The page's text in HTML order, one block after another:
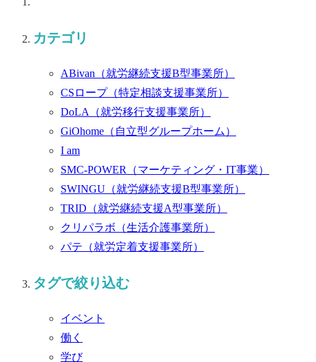
カテゴリ
ABivan （就労継続支援B型事業所）
CSロープ （特定相談支援事業所）
DoLA （就労移行支援事業所）
GiOhome （自立型グループホーム）
I am
SMC-POWER （マーケティング・IT事業）
SWINGU （就労継続支援B型事業所）
TRID （就労継続支援A型事業所）
クリパラボ （生活介護事業所）
パテ （就労定着支援事業所）
タグで絞り込む
イベント
働く
学び